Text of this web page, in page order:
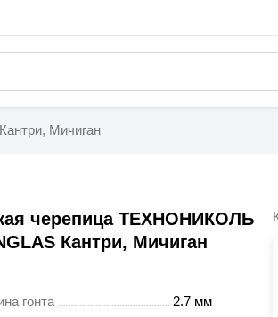
Мичиган
черепица ТЕХНОНИКОЛЬ
Кантри, Мичиган
гонта
2.7 мм